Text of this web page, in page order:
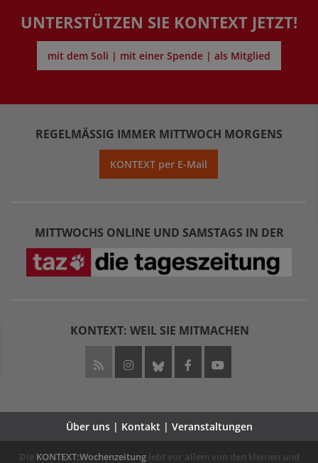
UNTERSTÜTZEN SIE KONTEXT JETZT!
mit dem Soli | mit einer Spende | als Mitglied
REGELMÄSSIG IMMER MITTWOCH MORGENS
KONTEXT per E-Mail
MITTWOCHS ONLINE UND SAMSTAGS IN DER
KONTEXT: WEIL SIE MITMACHEN
Über uns | Kontakt | Veranstaltungen
Die KONTEXT:Wochenzeitunglebt vor allem von den kleinen und